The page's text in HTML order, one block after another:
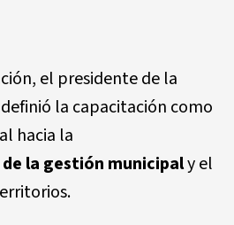
el presidente de la
la capacitación como
hacia la
la gestión municipaly el